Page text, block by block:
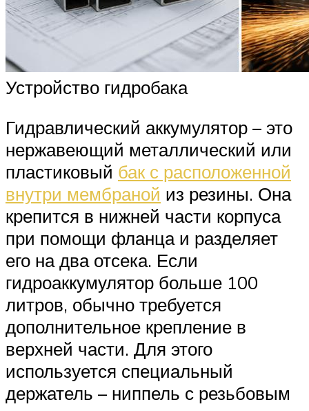
Устройство гидробака
Гидравлический аккумулятор – это
нержавеющий металлический или
пластиковый бак с расположенной
внутри мембраной из резины. Она
крепится в нижней части корпуса
при помощи фланца и разделяет
его на два отсека. Если
гидроаккумулятор больше 100
литров, обычно требуется
дополнительное крепление в
верхней части. Для этого
используется специальный
держатель – ниппель с резьбовым